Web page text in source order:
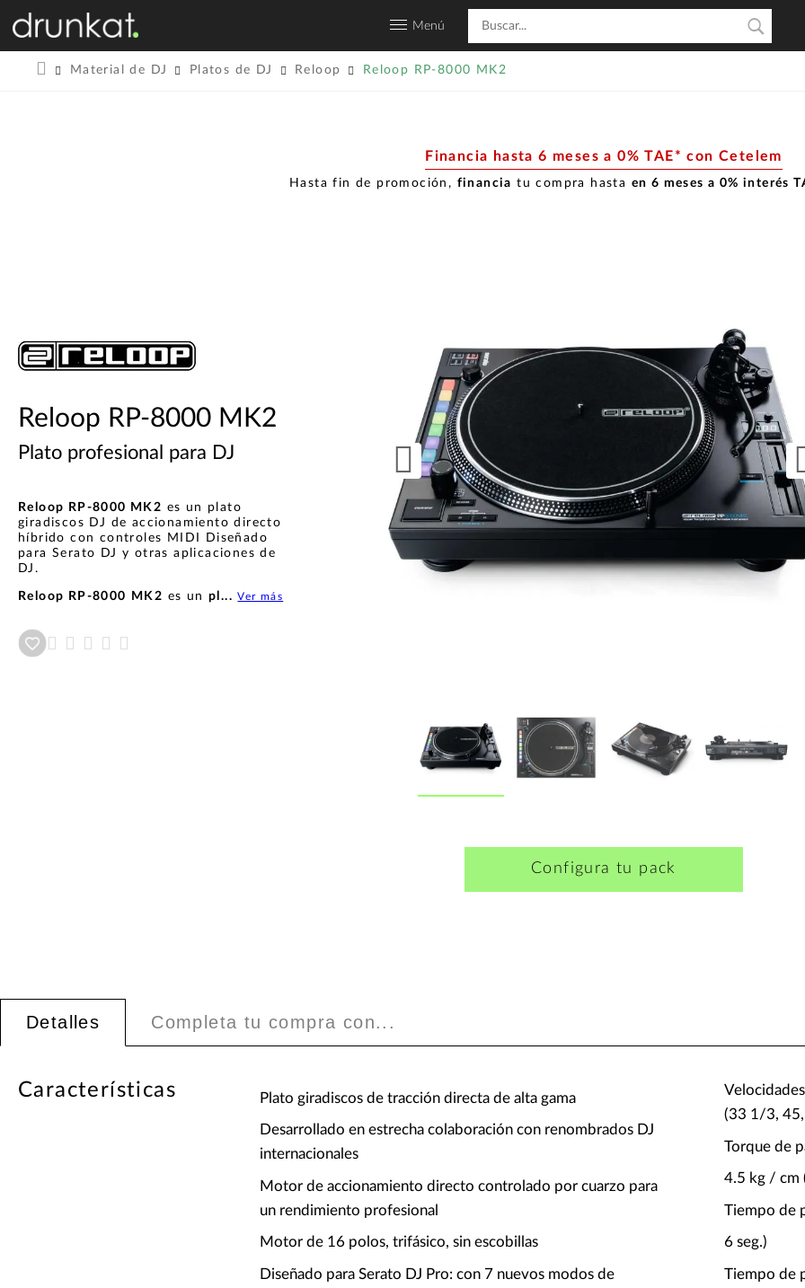
Menú
Material de DJ Platos de DJ Reloop Reloop RP-8000 MK2
Financia hasta 6 meses a 0% TAE* con Cetelem
Hasta fin de promoción, financia tu compra hasta en 6 meses a 0% interés
Reloop RP-8000 MK2
Plato profesional para DJ
Reloop RP-8000 MK2 es un plato
giradiscos DJ de accionamiento directo
híbrido con controles MIDI Diseñado
para Serato DJ y otras aplicaciones de
DJ.
Reloop RP-8000 MK2 es unpl... Ver más
Configura tu pack
Detalles Completa tu compra con...
Características Plato giradiscos de tracción directa de alta gama
Desarrollado en estrecha colaboración con renombrados DJ
internacionales
Motor de accionamiento directo controlado por cuarzo para
un rendimiento profesional
Motor de 16 polos, trifásico, sin escobillas
Diseñado para Serato DJ Pro: con 7 nuevos modos de
(33 1/3,
Torque de
4.5 kg / cm
Tiempo de
6 seg.)
Tiempo de